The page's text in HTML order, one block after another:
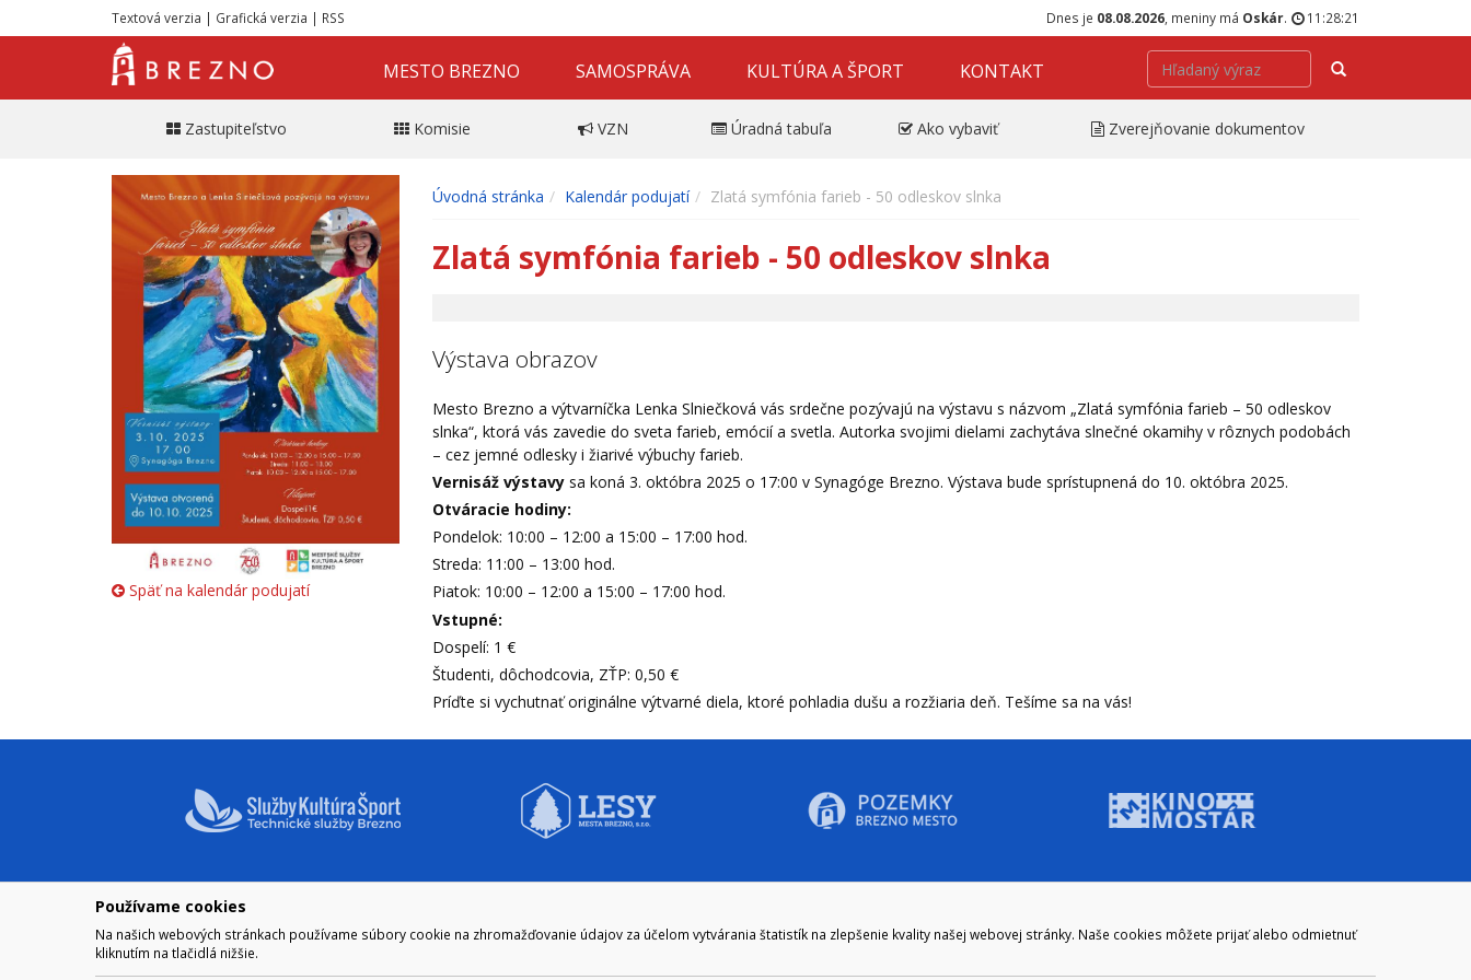
Používame cookies
Na našich webových stránkach používame súbory cookie na zhromažďovanie údajov za účelom vytvárania štatistík na zlepšenie kvality našej webovej stránky. Naše cookies môžete prijať alebo odmietnuť
kliknutím na tlačidlá nižšie.
Textová verzia | Grafická verzia | RSS Dnes je 08.08.2026 , meniny má Oskár. 11:28:21
MESTO BREZNO SAMOSPRÁVA KULTÚRA A ŠPORT KONTAKT Hľadať
Zastupiteľstvo Komisie VZN Úradná tabuľa Ako vybaviť Zverejňovanie dokumentov
Späť na kalendár podujatí
Úvodná stránka Kalendár podujatí Zlatá symfónia farieb - 50 odleskov slnka
Zlatá symfónia farieb - 50 odleskov slnka
Výstava obrazov
Mesto Brezno a výtvarníčka Lenka Slniečková vás srdečne pozývajú na výstavu s názvom „Zlatá symfónia farieb – 50 odleskov
slnka“, ktorá vás zavedie do sveta farieb, emócií a svetla. Autorka svojimi dielami zachytáva slnečné okamihy v rôznych podobách
– cez jemné odlesky i žiarivé výbuchy farieb.
Vernisáž výstavysa koná 3. októbra 2025 o 17:00 v Synagóge Brezno. Výstava bude sprístupnená do 10. októbra 2025.
Otváracie hodiny:
Pondelok: 10:00 – 12:00 a 15:00 – 17:00 hod.
Streda: 11:00 – 13:00 hod.
Piatok: 10:00 – 12:00 a 15:00 – 17:00 hod.
Vstupné:
Dospelí: 1 €
Študenti, dôchodcovia, ZŤP: 0,50 €
Príďte si vychutnať originálne výtvarné diela, ktoré pohladia dušu a rozžiaria deň. Tešíme sa na vás!
NAVIGÁCIA
Mesto Brezno
Samospráva
OTVÁRACIE HODINY:
Pre zobrazenie kliknite tu:
KONTAKT
048/28 56 301, 048/28 56 302
Mestský úrad Brezno